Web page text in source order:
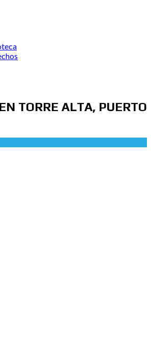
TORRE ALTA, PUERTO